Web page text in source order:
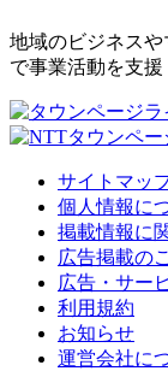
地域のビジネス
で事業活動を支援
サイトマッ
個人情報に
掲載情報に
広告掲載の
広告・サー
利用規約
お知らせ
運営会社に